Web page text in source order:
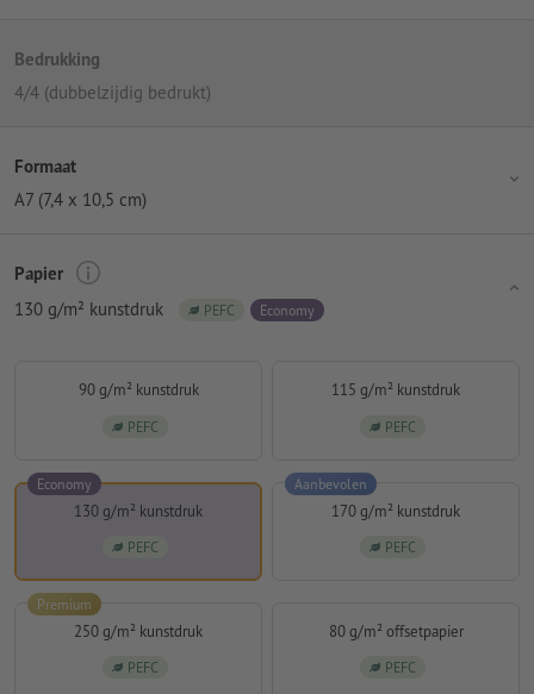
Bedrukking
4/4 (dubbelzijdig bedrukt)
Formaat
A7 (7,4 x 10,5 cm)
Papier
130 g/m² kunstdruk
PEFC Economy
90 g/m² kunstdruk
PEFC
115 g/m² kunstdruk
PEFC
130 g/m² kunstdruk
PEFC
Economy
170 g/m² kunstdruk
PEFC
Aanbevolen
250 g/m² kunstdruk
PEFC
Premium
80 g/m² offsetpapier
PEFC